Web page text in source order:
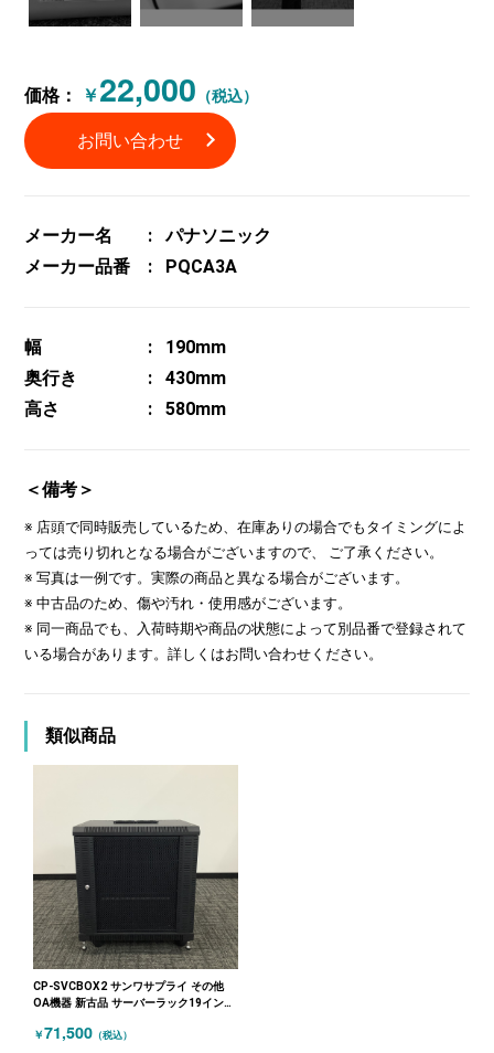
価格： ￥22,000 （税込）
お問い合わせ
メーカー名
パナソニック
メーカー品番
PQCA3A
幅
190mm
奥行き
430mm
高さ
580mm
＜備考＞
※ 店頭で同時販売しているため、在庫ありの場合でもタイミングによ
っては売り切れとなる場合がございますので、 ご了承ください。
※ 写真は一例です。実際の商品と異なる場合がございます。
※ 中古品のため、傷や汚れ・使用感がございます。
※ 同一商品でも、入荷時期や商品の状態によって別品番で登録されて
いる場合があります。詳しくはお問い合わせください。
類似商品
CP-SVCBOX2 サンワサプライ その他
OA機器 新古品 サーバーラック19インチ
￥71,500 （税込）